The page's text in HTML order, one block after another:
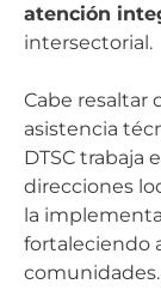
atención
intersectorial.
Cabe resaltar
asistencia
DTSC trabaja
direcciones
la
fortaleciendo
comunidades.